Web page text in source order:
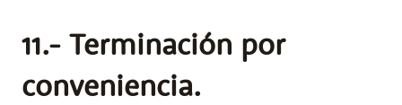
11.- Terminación por
conveniencia.